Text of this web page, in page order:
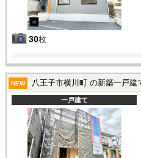
30枚
NEW 八王子市横川町 の新築一戸建
一戸建て